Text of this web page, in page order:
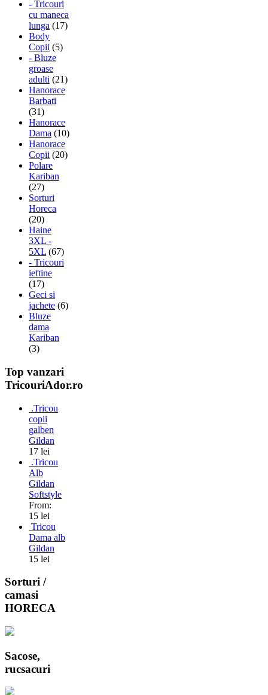
- Tricouri
cu maneca
lunga (17)
Body
Copii (5)
- Bluze
groase
adulti (21)
Hanorace
Barbati
(31)
Hanorace
Dama (10)
Hanorace
Copii (20)
Polare
Kariban
(27)
Sorturi
Horeca
(20)
Haine
3XL -
5XL (67)
- Tricouri
ieftine
(17)
Geci si
jachete (6)
Bluze
dama
Kariban
(3)
Top vanzari
TricouriAdor.ro
.Tricou
copii
galben
Gildan
17 lei
.Tricou
Alb
Gildan
Softstyle
From:
15 lei
Tricou
Dama alb
Gildan
15 lei
Sorturi /
camasi
HORECA
Sacose,
rucsacuri